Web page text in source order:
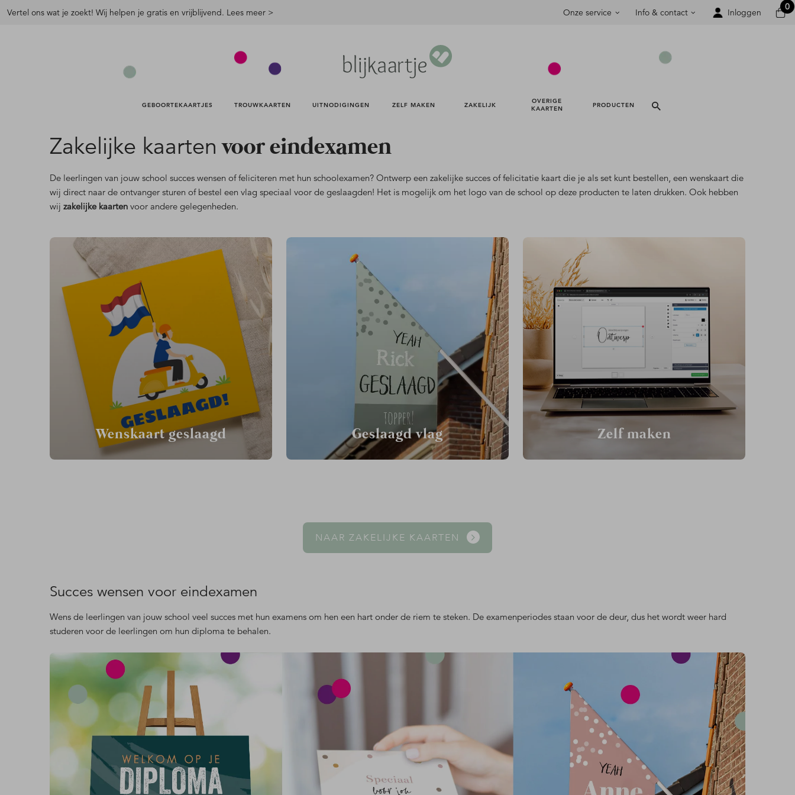
Vertel ons wat je zoekt! Wij helpen je gratis en vrijblijvend. Lees meer > Onze service Info & contact Inloggen
0
GEBOORTEKAARTJES TROUWKAARTEN UITNODIGINGEN ZELF MAKEN ZAKELIJK
OVERIGE
KAARTEN
PRODUCTEN
Zakelijke kaarten voor eindexamen
De leerlingen van jouw school succes wensen of feliciteren met hun schoolexamen? Ontwerp een zakelijke succes of felicitatie kaart die je als set kunt bestellen, een wenskaart die
wij direct naar de ontvanger sturen of bestel een vlag speciaal voor de geslaagden! Het is mogelijk om het logo van de school op deze producten te laten drukken. Ook hebben
wij zakelijke kaarten voor andere gelegenheden.
Wenskaart geslaagd Geslaagd vlag Zelf maken
NAAR ZAKELIJKE KAARTEN
Succes wensen voor eindexamen
Wens de leerlingen van jouw school veel succes met hun examens om hen een hart onder de riem te steken. De examenperiodes staan voor de deur, dus het wordt weer hard
studeren voor de leerlingen om hun diploma te behalen.